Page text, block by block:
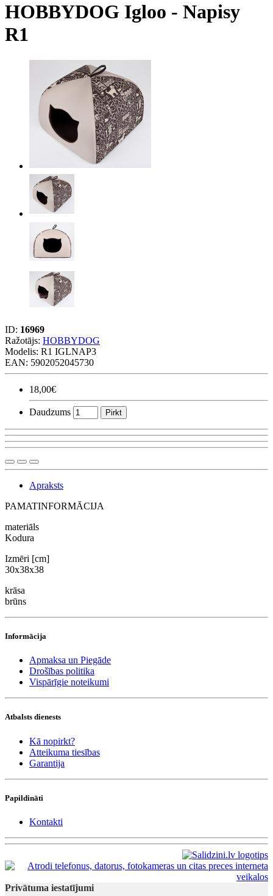
HOBBYDOG Igloo - Napisy
R1
ID: 16969
Ražotājs: HOBBYDOG
Modelis: R1 IGLNAP3
EAN: 5902052045730
18,00€
Daudzums Pirkt
Apraksts
PAMATINFORMĀCIJA
materiāls
Kodura
Izmēri [cm]
30x38x38
krāsa
brūns
Informācija
Apmaksa un Piegāde
Drošības politika
Vispārīgie noteikumi
Atbalsts dienests
Kā nopirkt?
Atteikuma tiesības
Garantija
Papildināti
Kontakti
Privātuma iestatījumi